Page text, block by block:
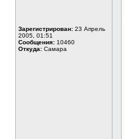
Зарегистрирован: 23 Апрель
2005, 01:51
Сообщения: 10460
Откуда: Самара